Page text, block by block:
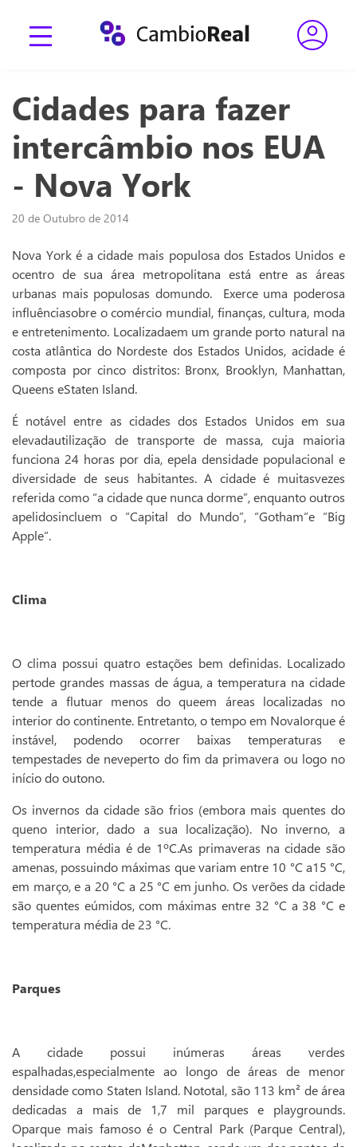
Cidades para fazer
intercâmbio nos EUA
- Nova York
20 de Outubro de 2014
Nova York é a cidade mais populosa dos Estados Unidos e
ocentro de sua área metropolitana está entre as áreas
urbanas mais populosas domundo. Exerce uma poderosa
influênciasobre o comércio mundial, finanças, cultura, moda
e entretenimento. Localizadaem um grande porto natural na
costa atlântica do Nordeste dos Estados Unidos, acidade é
composta por cinco distritos: Bronx, Brooklyn, Manhattan,
Queens eStaten Island.
É notável entre as cidades dos Estados Unidos em sua
elevadautilização de transporte de massa, cuja maioria
funciona 24 horas por dia, epela densidade populacional e
diversidade de seus habitantes. A cidade é muitasvezes
referida como “a cidade que nunca dorme”, enquanto outros
apelidosincluem o “Capital do Mundo”, “Gotham“e “Big
Apple“.
Clima
O clima possui quatro estações bem definidas. Localizado
pertode grandes massas de água, a temperatura na cidade
tende a flutuar menos do queem áreas localizadas no
interior do continente. Entretanto, o tempo em NovaIorque é
instável, podendo ocorrer baixas temperaturas e
tempestades de neveperto do fim da primavera ou logo no
início do outono.
Os invernos da cidade são frios (embora mais quentes do
queno interior, dado a sua localização). No inverno, a
temperatura média é de 1ºC.As primaveras na cidade são
amenas, possuindo máximas que variam entre 10 °C a15 °C,
em março, e a 20 °C a 25 °C em junho. Os verões da cidade
são quentes eúmidos, com máximas entre 32 °C a 38 °C e
temperatura média de 23 °C.
Parques
A cidade possui inúmeras áreas verdes
espalhadas,especialmente ao longo de áreas de menor
densidade como Staten Island. Nototal, são 113 km² de área
dedicadas a mais de 1,7 mil parques e playgrounds.
Oparque mais famoso é o Central Park (Parque Central),